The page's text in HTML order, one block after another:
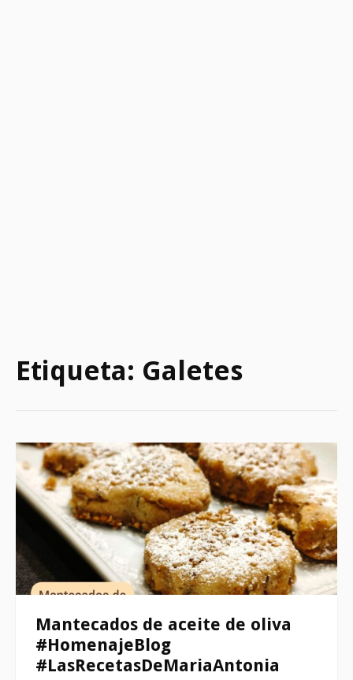
Etiqueta: Galetes
Mantecados de aceite de oliva
#HomenajeBlog
#LasRecetasDeMariaAntonia